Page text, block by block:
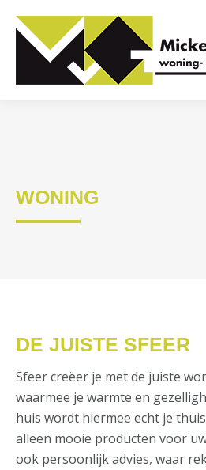
WONING
DE JUISTE SFEER
Sfeer creëer je met de juiste
waarmee je warmte en
huis wordt hiermee echt je
alleen mooie producten voor
ook persoonlijk advies, waar